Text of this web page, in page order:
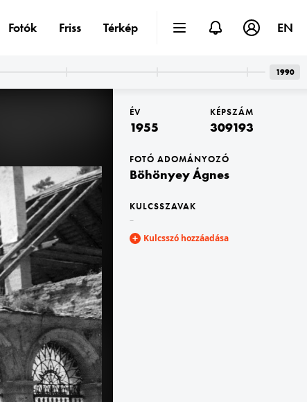
1955
1955
ÉV
1955
KÉPSZÁM
309193
FOTÓ ADOMÁNYOZÓ
Böhönyey Ágnes
KULCSSZAVAK
–
Kulcsszó hozzáadása
Fotók Friss Térkép EN
1990